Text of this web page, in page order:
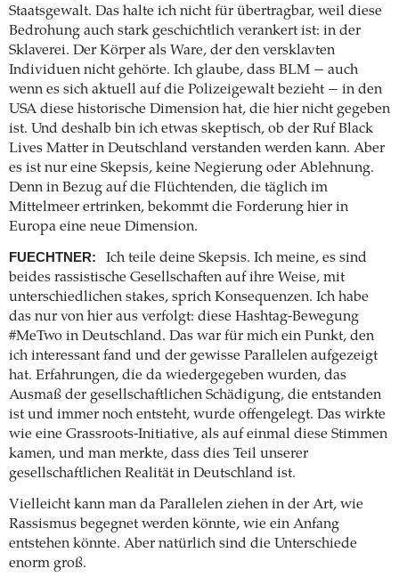
Staatsgewalt. Das halte ich nicht für übertragbar, weil diese
Bedrohung auch stark geschichtlich verankert ist: in der
Sklaverei. Der Körper als Ware, der den versklavten
Individuen nicht gehörte. Ich glaube, dass BLM − auch
wenn es sich aktuell auf die Polizeigewalt bezieht − in den
USA diese historische Dimension hat, die hier nicht gegeben
ist. Und deshalb bin ich etwas skeptisch, ob der Ruf Black
Lives Matter in Deutschland verstanden werden kann. Aber
es ist nur eine Skepsis, keine Negierung oder Ablehnung.
Denn in Bezug auf die Flüchtenden, die täglich im
Mittelmeer ertrinken, bekommt die Forderung hier in
Europa eine neue Dimension.
FUECHTNER:
Ich teile deine Skepsis. Ich meine, es sind
beides rassistische Gesellschaften auf ihre Weise, mit
unterschiedlichen stakes, sprich Konsequenzen. Ich habe
das nur von hier aus verfolgt: diese Hashtag-Bewegung
#MeTwo in Deutschland. Das war für mich ein Punkt, den
ich interessant fand und der gewisse Parallelen aufgezeigt
hat. Erfahrungen, die da wiedergegeben wurden, das
Ausmaß der gesellschaftlichen Schädigung, die entstanden
ist und immer noch entsteht, wurde offengelegt. Das wirkte
wie eine Grassroots-Initiative, als auf einmal diese Stimmen
kamen, und man merkte, dass dies Teil unserer
gesellschaftlichen Realität in Deutschland ist.
Vielleicht kann man da Parallelen ziehen in der Art, wie
Rassismus begegnet werden könnte, wie ein Anfang
entstehen könnte. Aber natürlich sind die Unterschiede
enorm groß.